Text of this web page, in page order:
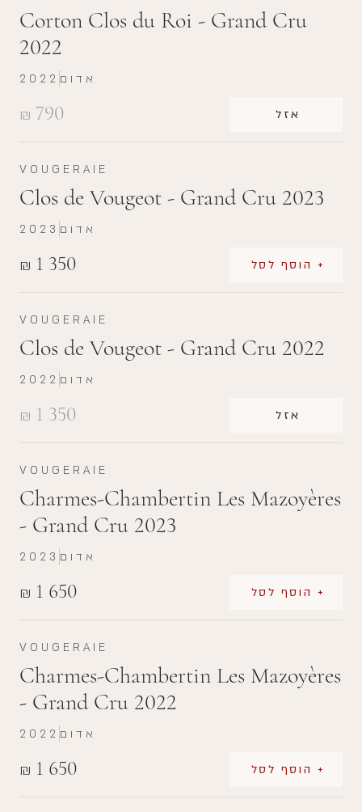
Corton Clos du Roi - Grand Cru
2022
₪ 790 אזל
2022 אדום
VOUGERAIE
Clos de Vougeot - Grand Cru 2023
₪ 1 350 + הוסף לסל
2023 אדום
VOUGERAIE
Clos de Vougeot - Grand Cru 2022
₪ 1 350 אזל
2022 אדום
VOUGERAIE
Charmes-Chambertin Les Mazoyères
- Grand Cru 2023
₪ 1 650 + הוסף לסל
2023 אדום
VOUGERAIE
Charmes-Chambertin Les Mazoyères
- Grand Cru 2022
₪ 1 650 + הוסף לסל
2022 אדום